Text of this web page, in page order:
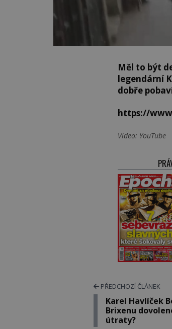
Měl to být
legendární
dobře
https://
Video: YouTube
PŘEDCHOZÍ ČLÁNEK
Karel Havlíček
Brixenu
útraty?